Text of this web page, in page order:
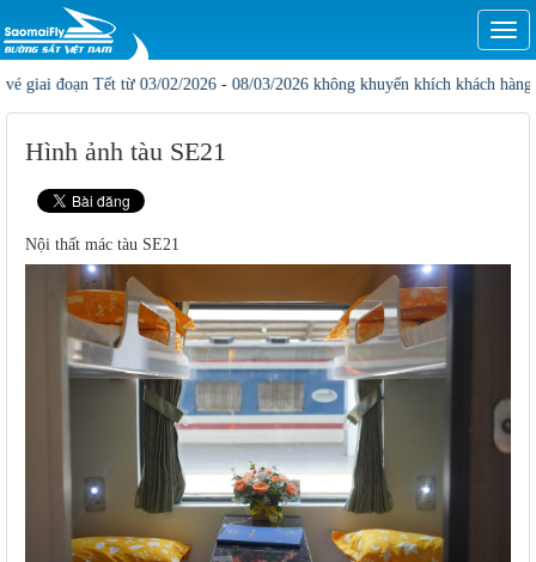
Tết từ 03/02/2026 - 08/03/2026 không khuyến khích khách hàng đặt
Hình ảnh tàu SE21
Nội thất mác tàu SE21